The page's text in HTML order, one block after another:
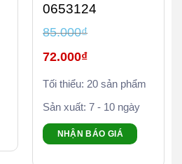
0653124
85.000₫
Giá
gốc
85.000₫.
72.000₫
hiện
là:
72.000₫.
Tối thiểu: 20 sản phẩm
Sản xuất: 7 - 10 ngày
NHẬN BÁO GIÁ